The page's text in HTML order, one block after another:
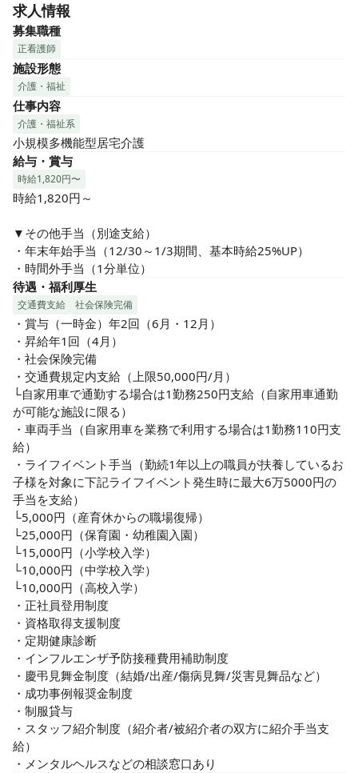
└通い（1日の利用は約15名、入浴は5名程度）
└訪問（長時間のケアはほぼなし（30分程度の対応が主））
求人情報
募集職種
正看護師
施設形態
介護・福祉
仕事内容
介護・福祉系
小規模多機能型居宅介護
給与・賞与
時給1,820円〜
時給1,820円～
▼その他手当（別途支給）
・年末年始手当（12/30～1/3期間、基本時給25%UP）
・時間外手当（1分単位）
待遇・福利厚生
交通費支給 社会保険完備
・賞与（一時金）年2回（6月・12月）
・昇給年1回（4月）
・社会保険完備
・交通費規定内支給（上限50,000円/月）
└自家用車で通勤する場合は1勤務250円支給（自家用車通勤
が可能な施設に限る）
・車両手当（自家用車を業務で利用する場合は1勤務110円支
給）
・ライフイベント手当（勤続1年以上の職員が扶養しているお
子様を対象に下記ライフイベント発生時に最大6万5000円の
手当を支給）
└5,000円（産育休からの職場復帰）
└25,000円（保育園・幼稚園入園）
└15,000円（小学校入学）
└10,000円（中学校入学）
└10,000円（高校入学）
・正社員登用制度
・資格取得支援制度
・定期健康診断
・インフルエンザ予防接種費用補助制度
・慶弔見舞金制度（結婚/出産/傷病見舞/災害見舞品など）
・成功事例報奨金制度
・制服貸与
・スタッフ紹介制度（紹介者/被紹介者の双方に紹介手当支
給）
・メンタルヘルスなどの相談窓口あり